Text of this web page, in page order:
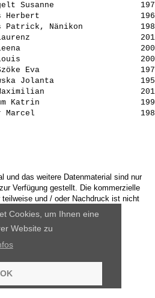
Cookies, um Ihnen eine
Website zu
OK
Susanne
Herbert
Patrick, Nänikon
Laurenz
Leena
Louis
Szöke Eva
Jolanta
Maximilian
Katrin
Marcel
und das weitere Datenmaterial sind nur
Verfügung gestellt. Die kommerzielle
teilweise und / oder Nachdruck ist nicht